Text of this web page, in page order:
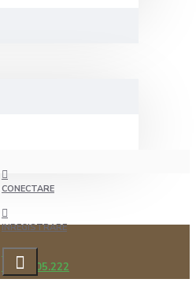
CONECTARE
INREGISTRARE
0722.505.222